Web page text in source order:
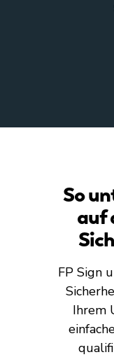
So
auf
FP Sign
Ihrem